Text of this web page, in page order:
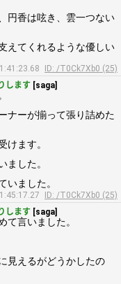
円香は呟き、雲一つない
えてくれるような優しい
ID: /T0Ck7Xb0 (25)
します [saga]
ナーが揃って張り詰めた
けます。
ました。
いました。
ID: /T0Ck7Xb0 (25)
します [saga]
て言いました。
見えるがどうかしたの